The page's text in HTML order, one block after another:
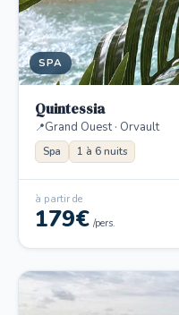
SPA
Quintessia
Grand Ouest · Orvault
Spa 1 à 6 nuits
à partir de
179€ /pers.